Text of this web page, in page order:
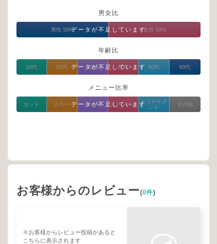
男女比
データが不足しています
男性 50% 女性 50%
年齢比
データが不足しています
10代 20代 30代 40代 50代 60代
メニュー比率
データが不足しています
カット カラー パーマ ストレート
トリートメ
ント
その他
お客様からのレビュー(0件)
※お客様からレビュー投稿があると
こちらに表示されます